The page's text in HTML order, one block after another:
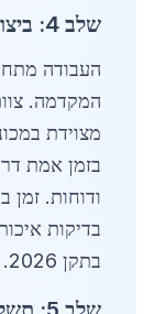
שלב 4: ביצוע העבודה ומעקב
המקדמה.
מצוידת
בזמן אמת
בדיקות
בתקן 2026.